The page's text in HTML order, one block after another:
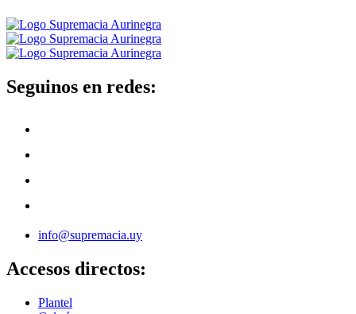
Seguinos en redes:
info@supremacia.uy
Accesos directos:
Plantel